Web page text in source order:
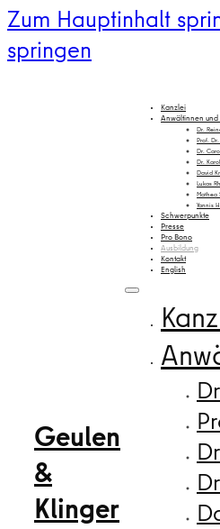
Zum Hauptinhalt
springen
Geulen
&
Klinger
Kanzlei
Anwältinnen und
Dr.
Prof.
Dr.
Dr.
David
Lukas
Mathea
Yannis
Schwerpunkte
Presse
Pro Bono
Ausbildung
Kontakt
English